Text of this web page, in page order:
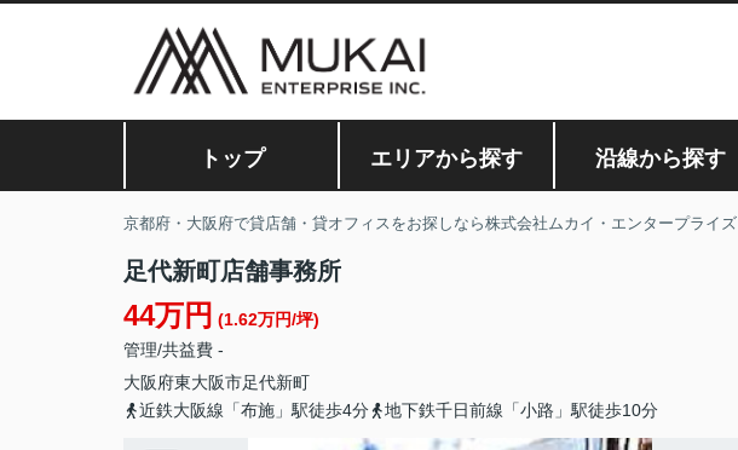
トップ エリアから探す 沿線から探す
京都府・大阪府で貸店舗・貸オフィスをお探しなら株式会社ムカイ・エンタープライズ
足代新町店舗事務所
44万円 (1.62万円/坪)
管理/共益費 -
大阪府東大阪市足代新町
近鉄大阪線「布施」駅徒歩4分
地下鉄千日前線「小路」駅徒歩10分